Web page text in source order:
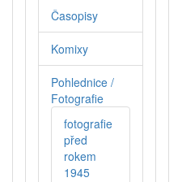
Časopisy
Komixy
Pohlednice /
Fotografie
fotografie
před
rokem
1945